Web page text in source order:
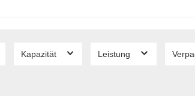
Kapazität Leistung